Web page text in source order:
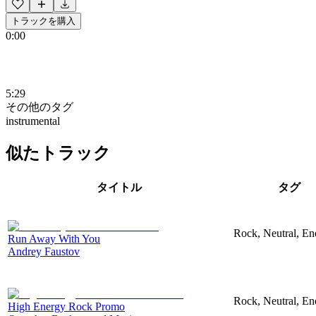
トラックを購入
0:00
5:29
その他のタグ
instrumental
似たトラック
タイトル タグ
Run Away With You
Andrey Faustov
Rock, Neutral,
High Energy Rock Promo
Rock, Neutral,